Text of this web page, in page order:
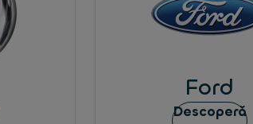
Ford
Descoperă